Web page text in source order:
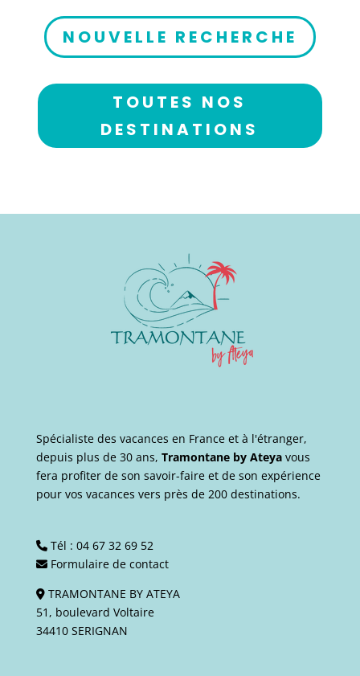
NOUVELLE RECHERCHE
TOUTES NOS
DESTINATIONS
Spécialiste des vacances en France et à l'étranger,
depuis plus de 30 ans, Tramontane by Ateya vous
fera profiter de son savoir-faire et de son expérience
pour vos vacances vers près de 200 destinations.
Tél : 04 67 32 69 52
Formulaire de contact
TRAMONTANE BY ATEYA
51, boulevard Voltaire
34410 SERIGNAN